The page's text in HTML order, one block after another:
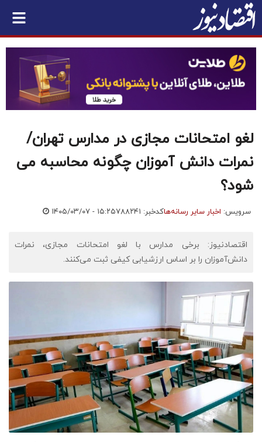
لغو امتحانات مجازی در مدارس تهران/
نمرات دانش آموزان چگونه محاسبه می
شود؟
سرویس: اخبار سایر رسانه‌هاکدخبر: ۷۸۸۲۴۱ ۱۴۰۵/۰۳/۰۷ - ۱۵:۲۵
اقتصادنیوز: برخی مدارس با لغو امتحانات مجازی، نمرات
دانش‌آموزان را بر اساس ارزشیابی کیفی ثبت می‌کنند.